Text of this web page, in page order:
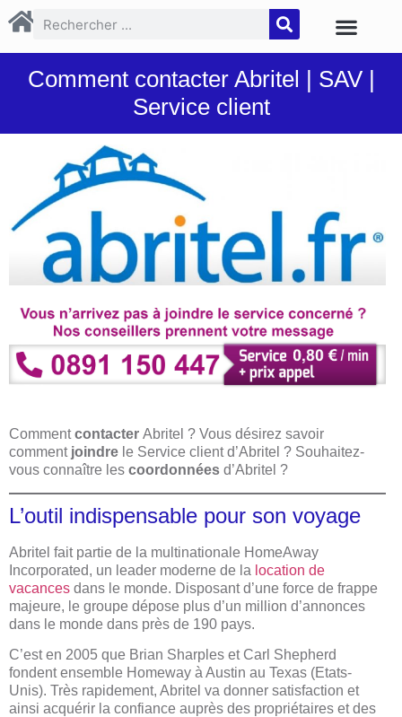
Comment contacter Abritel | SAV |
Service client
Commentcontacter Abritel ? Vous désirez savoir
commentjoindre le Service client d’Abritel ? Souhaitez-
vous connaître les coordonnées d’Abritel ?
L’outil indispensable pour son voyage
Abritel fait partie de la multinationale HomeAway
Incorporated, un leader moderne de la location de
vacances dans le monde. Disposant d’une force de frappe
majeure, le groupe dépose plus d’un million d’annonces
dans le monde dans près de 190 pays.
C’est en 2005 que Brian Sharples et Carl Shepherd
fondent ensemble Homeway à Austin au Texas (Etats-
Unis). Très rapidement, Abritel va donner satisfaction et
ainsi acquérir la confiance auprès des propriétaires et des